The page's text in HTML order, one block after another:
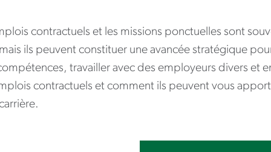
contractuels et les missions ponctuelles sont
ils peuvent constituer une avancée stratégique
travailler avec des employeurs divers et
contractuels et comment ils peuvent vous